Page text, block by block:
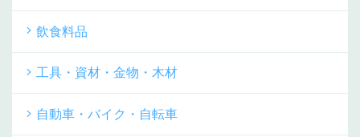
飲食料品
工具・資材・金物・木材
自動車・バイク・自転車